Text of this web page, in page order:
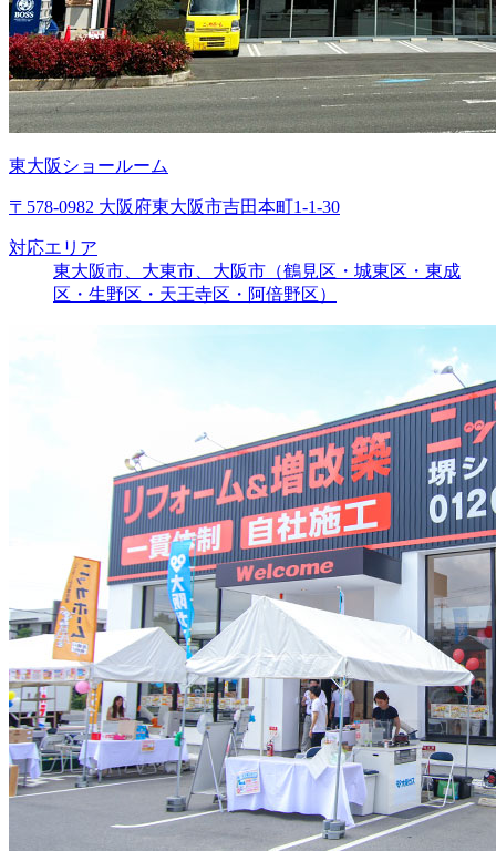
東大阪ショールーム
〒578-0982 大阪府東大阪市吉田本町1-1-30
対応エリア
東大阪市、大東市、大阪市（鶴見区・城東区・東成
区・生野区・天王寺区・阿倍野区）